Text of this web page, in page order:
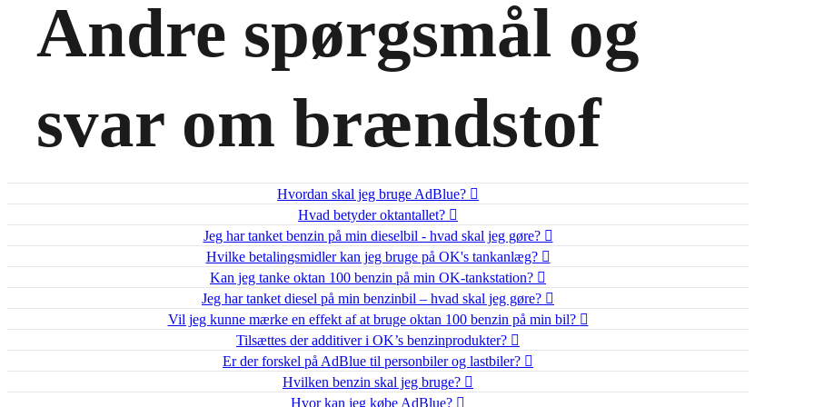
Andre spørgsmål og
svar om brændstof
Hvordan skal jeg bruge AdBlue?
Hvad betyder oktantallet?
Jeg har tanket benzin på min dieselbil - hvad skal jeg gøre?
Hvilke betalingsmidler kan jeg bruge på OK's tankanlæg?
Kan jeg tanke oktan 100 benzin på min OK-tankstation?
Jeg har tanket diesel på min benzinbil – hvad skal jeg gøre?
Vil jeg kunne mærke en effekt af at bruge oktan 100 benzin på min bil?
Tilsættes der additiver i OK’s benzinprodukter?
Er der forskel på AdBlue til personbiler og lastbiler?
Hvilken benzin skal jeg bruge?
Hvor kan jeg købe AdBlue?